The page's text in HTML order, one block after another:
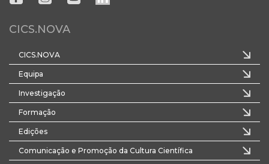
CICS.NOVA
CICS.NOVA
Equipa
Investigação
Formação
Edições
Comunicação e Promoção da Cultura Científica